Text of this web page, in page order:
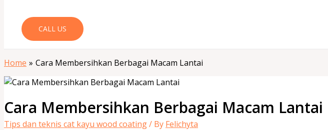
CALL US
Home Cara Membersihkan Berbagai Macam Lantai
Cara Membersihkan Berbagai Macam Lantai
Tips dan teknis cat kayu wood coating/ By Felichyta